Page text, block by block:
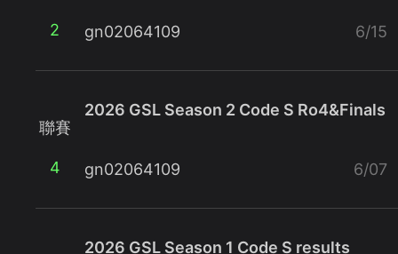
2 gn02064109 6/15
聯賽
4
2026 GSL Season 2 Code S Ro4&Finals
gn02064109 6/07
2026 GSL Season 1 Code S results